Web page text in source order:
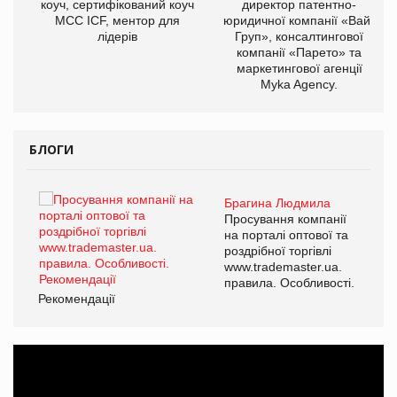
коуч, сертифікований коуч
МСС ICF, ментор для
лідерів
директор патентно-
юридичної компанії «Вайз
Груп», консалтингової
компанії «Парето» та
маркетингової агенції
Myka Agency.
БЛОГИ
Брагина Людмила
Просування компанії
на порталі оптової та
роздрібної торгівлі
www.trademaster.ua.
правила. Особливості.
Рекомендації